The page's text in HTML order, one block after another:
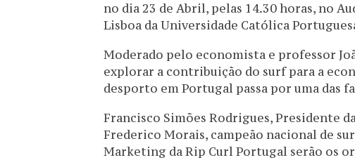
no dia 23 de Abril, pelas 14.30 horas, no
Lisboa da Universidade Católica
Moderado pelo economista e professor
explorar a contribuição do surf para a
desporto em Portugal passa por uma das
Francisco Simões Rodrigues, Presidente
Frederico Morais, campeão nacional de
Marketing da Rip Curl Portugal serão os